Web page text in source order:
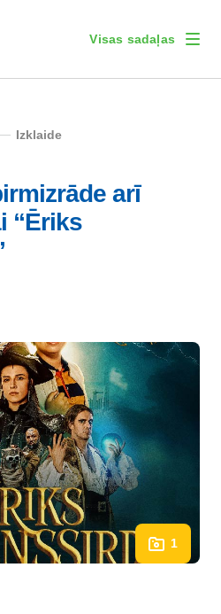
Visas sadaļas
Izklaide
arī
“Ēriks
1